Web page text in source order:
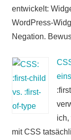
entwickelt:
WordPress-
Negation.
ich,
mit CSS